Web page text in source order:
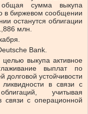
сумма выкупа
в биржевом сообщении
останутся облигации
млн.
Bank.
выкупа активное
выплат по
устойчивости
в связи с
учитывая
связи с операционной